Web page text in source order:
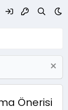
Önerisi